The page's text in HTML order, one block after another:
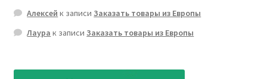
Алексей к записиЗаказать товары из Европы
Лаура к записиЗаказать товары из Европы